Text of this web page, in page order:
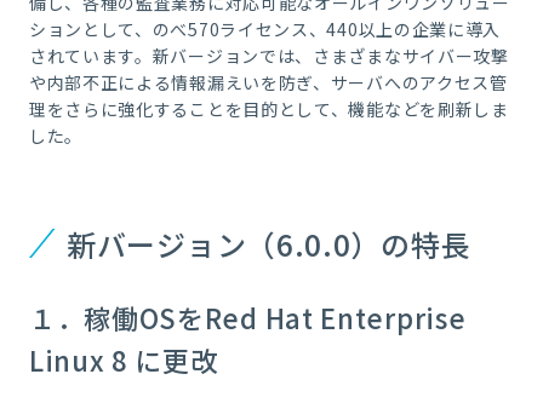
ションとして、のべ570ライセンス、440以上の企業に導入
されています。新バージョンでは、さまざまなサイバー攻撃
や内部不正による情報漏えいを防ぎ、サーバへのアクセス管
理をさらに強化することを目的として、機能などを刷新しま
した。
新バージョン（6.0.0）の特長
１．稼働OSをRed Hat Enterprise
Linux 8 に更改